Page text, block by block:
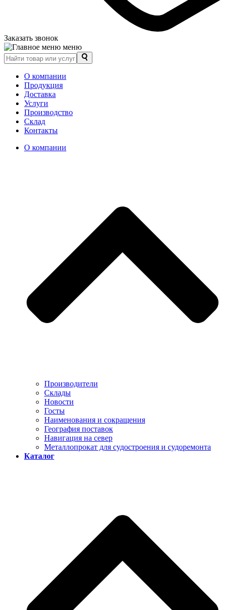
Заказать звонок
меню
О компании
Продукция
Доставка
Услуги
Производство
Склад
Контакты
О компании
Производители
Склады
Новости
Госты
Наименования и сокращения
География поставок
Навигация на север
Металлопрокат для судостроения и судоремонта
Каталог